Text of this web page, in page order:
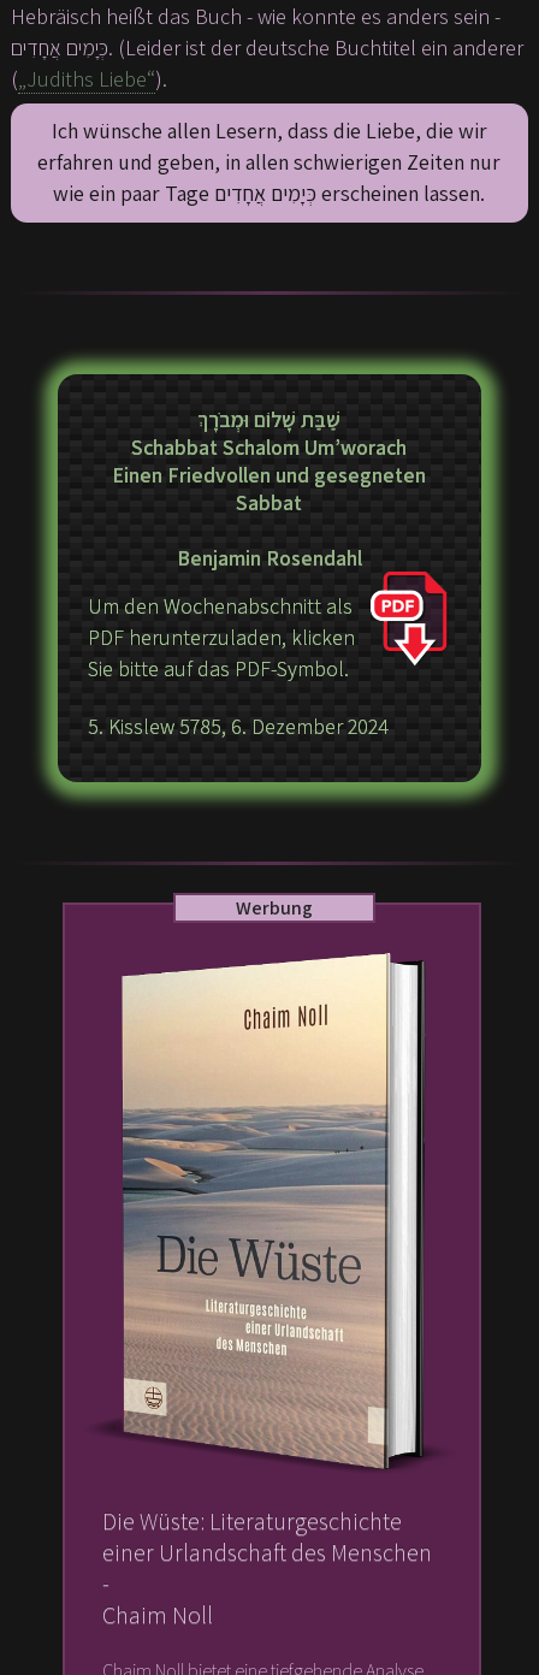
Hebräisch heißt das Buch - wie konnte es anders sein -
כְּיָמִים אֲחָדִים. (Leider ist der deutsche Buchtitel ein anderer
(„Judiths Liebe“).
Ich wünsche allen Lesern, dass die Liebe, die wir
erfahren und geben, in allen schwierigen Zeiten nur
wie ein paar Tage כְּיָמִים אֲחָדִים erscheinen lassen.
שַׁבַּת שָׁלוֹם וּמְבֹרָךְ
Schabbat Schalom Um’worach
Einen Friedvollen und gesegneten
Sabbat
Benjamin Rosendahl
Um den Wochenabschnitt als
PDF herunterzuladen, klicken
Sie bitte auf das PDF-Symbol.
5. Kisslew 5785, 6. Dezember 2024
Werbung
Die Wüste: Literaturgeschichte
einer Urlandschaft des Menschen
-
Chaim Noll